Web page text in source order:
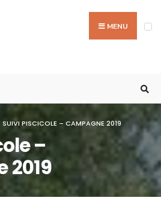
MENU
SUIVI PISCICOLE – CAMPAGNE 2019
–
2019